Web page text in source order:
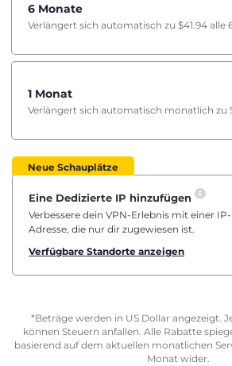
6 Monate
Verlängert sich automatisch zu $41.94 alle
1 Monat
Verlängert sich automatisch monatlich zu
Neue Schauplätze
Eine Dedizierte IP hinzufügen
Verbessere dein VPN-Erlebnis mit einer IP-
Adresse, die nur dir zugewiesen ist.
Verfügbare Standorte anzeigen
*Beträge werden in US Dollar angezeigt.
können Steuern anfallen. Alle Rabatte
basierend auf dem aktuellen monatlichen
Monat wider.